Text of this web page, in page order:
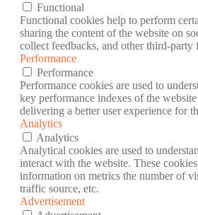
Functional
Functional cookies help to perform
sharing the content of the website on
collect feedbacks, and other third-party
Performance
Performance
Performance cookies are used to
key performance indexes of the
delivering a better user experience for
Analytics
Analytics
Analytical cookies are used to
interact with the website. These
information on metrics the number of
traffic source, etc.
Advertisement